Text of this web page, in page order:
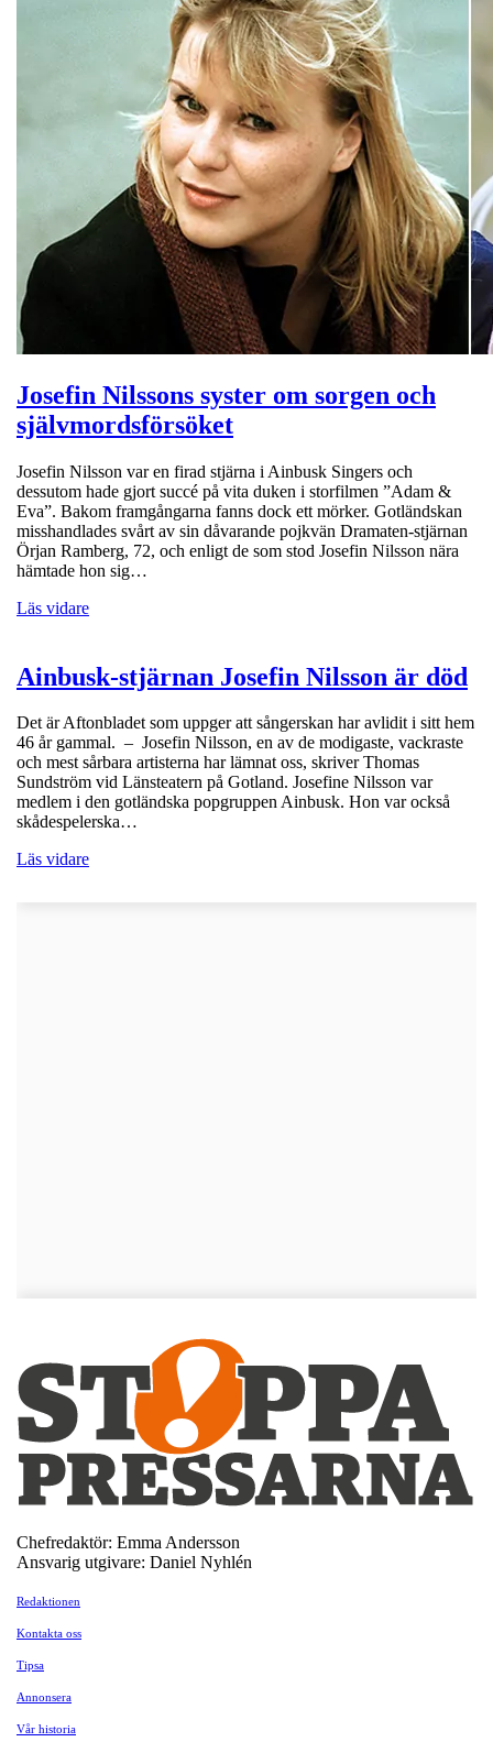
Josefin Nilssons syster om sorgen och
självmordsförsöket
Josefin Nilsson var en firad stjärna i Ainbusk Singers och
dessutom hade gjort succé på vita duken i storfilmen ”Adam &
Eva”. Bakom framgångarna fanns dock ett mörker. Gotländskan
misshandlades svårt av sin dåvarande pojkvän Dramaten-stjärnan
Örjan Ramberg, 72, och enligt de som stod Josefin Nilsson nära
hämtade hon sig…
Läs vidare
Ainbusk-stjärnan Josefin Nilsson är död
Det är Aftonbladet som uppger att sångerskan har avlidit i sitt hem
46 år gammal. – Josefin Nilsson, en av de modigaste, vackraste
och mest sårbara artisterna har lämnat oss, skriver Thomas
Sundström vid Länsteatern på Gotland. Josefine Nilsson var
medlem i den gotländska popgruppen Ainbusk. Hon var också
skådespelerska…
Läs vidare
Chefredaktör: Emma Andersson
Ansvarig utgivare: Daniel Nyhlén
Redaktionen
Kontakta oss
Tipsa
Annonsera
Vår historia